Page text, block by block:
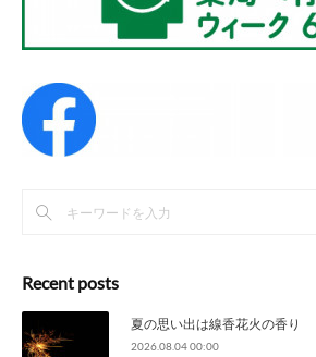
Recent posts
夏の思い出は線香花火の香り
2026.08.04 00:00